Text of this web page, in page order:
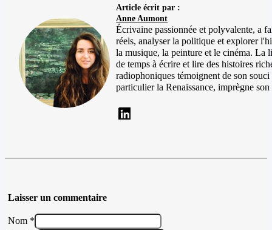
Article écrit par :
Anne Aumont
Écrivaine passionnée et polyvalente, a
réels, analyser la politique et explorer
la musique, la peinture et le cinéma. La
de temps à écrire et lire des histoires
radiophoniques témoignent de son
particulier la Renaissance, imprègne
Laisser un commentaire
Nom *